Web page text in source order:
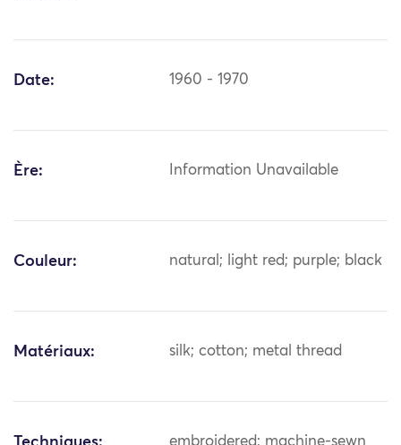
Date: 1960 - 1970
Ère: Information Unavailable
Couleur: natural; light red; purple; black
Matériaux: silk; cotton; metal thread